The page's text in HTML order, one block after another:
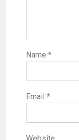
Name *
Email *
Website